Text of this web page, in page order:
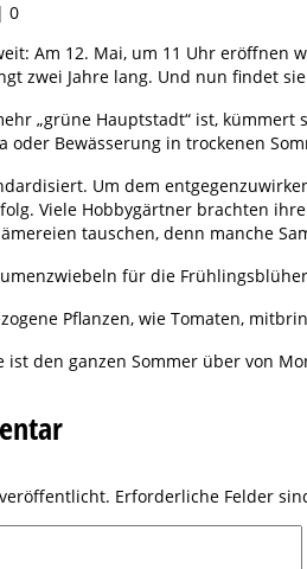
| 0
Am 12. Mai, um 11 Uhr eröffnen
zwei Jahre lang. Und nun findet
„grüne Hauptstadt“ ist,
oder Bewässerung in trockenen
Um dem
Viele Hobbygärtner brachten
tauschen, denn manche
für die
Pflanzen, wie Tomaten,
ist den ganzen Sommer über von
Erforderliche Felder